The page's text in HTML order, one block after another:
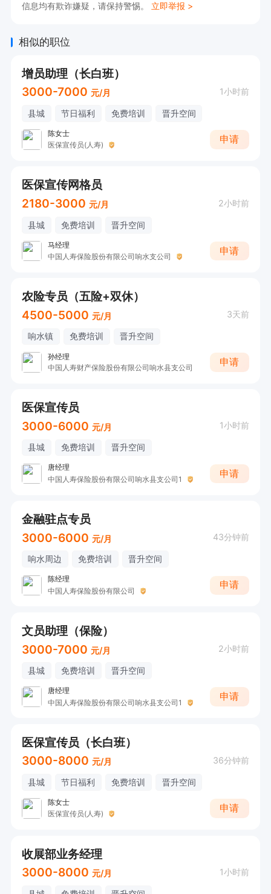
信息均有欺诈嫌疑，请保持警惕。 立即举报 >
相似的职位
增员助理（长白班）
3000-7000 元/月 1小时前
县城 节日福利 免费培训 晋升空间
陈女士
医保宣传员(人寿)
申请
医保宣传网格员
2180-3000 元/月 2小时前
县城 免费培训 晋升空间
马经理
中国人寿保险股份有限公司响水支公司
申请
农险专员（五险+双休）
4500-5000 元/月 3天前
响水镇 免费培训 晋升空间
孙经理
中国人寿财产保险股份有限公司响水县支公司
申请
医保宣传员
3000-6000 元/月 1小时前
县城 免费培训 晋升空间
唐经理
中国人寿保险股份有限公司响水县支公司1
申请
金融驻点专员
3000-6000 元/月 43分钟前
响水周边 免费培训 晋升空间
陈经理
中国人寿保险股份有限公司
申请
文员助理（保险）
3000-7000 元/月 2小时前
县城 免费培训 晋升空间
唐经理
中国人寿保险股份有限公司响水县支公司1
申请
医保宣传员（长白班）
3000-8000 元/月 36分钟前
县城 节日福利 免费培训 晋升空间
陈女士
医保宣传员(人寿)
申请
收展部业务经理
3000-8000 元/月 1小时前